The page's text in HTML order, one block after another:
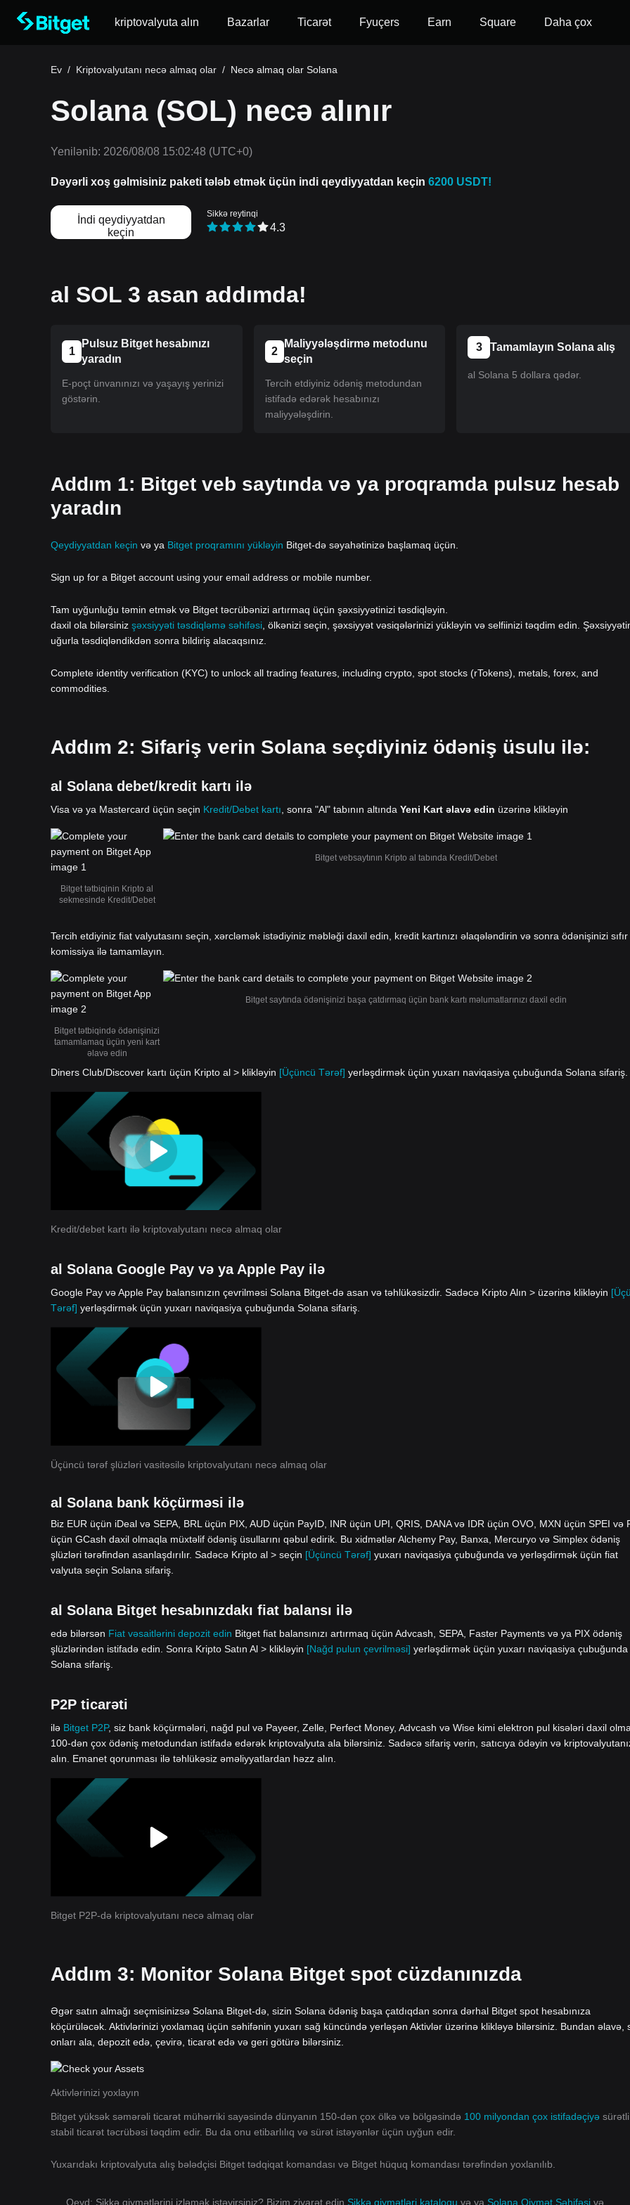
kriptovalyuta alın Bazarlar Ticarət Fyuçers Earn Square Daha çox
Ev / Kriptovalyutanı necə almaq olar / Necə almaq olar Solana
Solana (SOL) necə alınır
Yenilənib: 2026/08/08 15:02:48 (UTC+0)
Dəyərli xoş gəlmisiniz paketi tələb etmək üçün indi qeydiyyatdan keçin 6200 USDT!
İndi qeydiyyatdan
keçin
Sikkə reytinqi
4.3
al SOL 3 asan addımda!
1
Pulsuz Bitget hesabınızı
yaradın
E-poçt ünvanınızı və yaşayış yerinizi
göstərin.
2
Maliyyələşdirmə metodunu
seçin
Tercih etdiyiniz ödəniş metodundan
istifadə edərək hesabınızı
maliyyələşdirin.
3 Tamamlayın Solana alış
al Solana 5 dollara qədər.
Addım 1: Bitget veb saytında və ya proqramda pulsuz hesab
yaradın
Qeydiyyatdan keçin və ya Bitget proqramını yükləyin Bitget-də səyahətinizə başlamaq üçün.
Sign up for a Bitget account using your email address or mobile number.
Tam uyğunluğu təmin etmək və Bitget təcrübənizi artırmaq üçün şəxsiyyətinizi təsdiqləyin.
daxil ola bilərsiniz şəxsiyyəti təsdiqləmə səhifəsi , ölkənizi seçin, şəxsiyyət vəsiqələrinizi yükləyin və selfiinizi təqdim edin.
uğurla təsdiqləndikdən sonra bildiriş alacaqsınız.
Complete identity verification (KYC) to unlock all trading features, including crypto, spot stocks (rTokens), metals, forex, and
commodities.
Addım 2: Sifariş verin Solana seçdiyiniz ödəniş üsulu ilə:
al Solana debet/kredit kartı ilə
Visa və ya Mastercard üçün seçin Kredit/Debet kartı , sonra "Al" tabının altında Yeni Kart əlavə edin üzərinə klikləyin
Bitget tətbiqinin Kripto al
sekmesinde Kredit/Debet
Bitget vebsaytının Kripto al tabında Kredit/Debet
Tercih etdiyiniz fiat valyutasını seçin, xərcləmək istədiyiniz məbləği daxil edin, kredit kartınızı əlaqələndirin və sonra ödənişinizi sıfır
komissiya ilə tamamlayın.
Bitget tətbiqində ödənişinizi
tamamlamaq üçün yeni kart
əlavə edin
Bitget saytında ödənişinizi başa çatdırmaq üçün bank kartı məlumatlarınızı daxil edin
Diners Club/Discover kartı üçün Kripto al > klikləyin [Üçüncü Tərəf] yerləşdirmək üçün yuxarı naviqasiya çubuğunda Solana sifariş.
Kredit/debet kartı ilə kriptovalyutanı necə almaq olar
al Solana Google Pay və ya Apple Pay ilə
Google Pay və Apple Pay balansınızın çevrilməsi Solana Bitget-də asan və təhlükəsizdir. Sadəcə Kripto Alın > üzərinə klikləyin
Tərəf] yerləşdirmək üçün yuxarı naviqasiya çubuğunda Solana sifariş.
Üçüncü tərəf şlüzləri vasitəsilə kriptovalyutanı necə almaq olar
al Solana bank köçürməsi ilə
Biz EUR üçün iDeal və SEPA, BRL üçün PIX, AUD üçün PayID, INR üçün UPI, QRIS, DANA və IDR üçün OVO, MXN üçün SPEI və
üçün GCash daxil olmaqla müxtəlif ödəniş üsullarını qəbul edirik. Bu xidmətlər Alchemy Pay, Banxa, Mercuryo və Simplex ödəniş
şlüzləri tərəfindən asanlaşdırılır. Sadəcə Kripto al > seçin [Üçüncü Tərəf] yuxarı naviqasiya çubuğunda və yerləşdirmək üçün fiat
valyuta seçin Solana sifariş.
al Solana Bitget hesabınızdakı fiat balansı ilə
edə bilərsən Fiat vəsaitlərini depozit edin Bitget fiat balansınızı artırmaq üçün Advcash, SEPA, Faster Payments və ya PIX ödəniş
şlüzlərindən istifadə edin. Sonra Kripto Satın Al > klikləyin [Nağd pulun çevrilməsi] yerləşdirmək üçün yuxarı naviqasiya çubuğunda
Solana sifariş.
P2P ticarəti
ilə Bitget P2P, siz bank köçürmələri, nağd pul və Payeer, Zelle, Perfect Money, Advcash və Wise kimi elektron pul kisələri daxil
100-dən çox ödəniş metodundan istifadə edərək kriptovalyuta ala bilərsiniz. Sadəcə sifariş verin, satıcıya ödəyin və
alın. Emanet qorunması ilə təhlükəsiz əməliyyatlardan həzz alın.
Bitget P2P-də kriptovalyutanı necə almaq olar
Addım 3: Monitor Solana Bitget spot cüzdanınızda
Əgər satın almağı seçmisinizsə Solana Bitget-də, sizin Solana ödəniş başa çatdıqdan sonra dərhal Bitget spot hesabınıza
köçürüləcək. Aktivlərinizi yoxlamaq üçün səhifənin yuxarı sağ küncündə yerləşən Aktivlər üzərinə klikləyə bilərsiniz. Bundan əlavə,
onları ala, depozit edə, çevirə, ticarət edə və geri götürə bilərsiniz.
Aktivlərinizi yoxlayın
Bitget yüksək səmərəli ticarət mühərriki sayəsində dünyanın 150-dən çox ölkə və bölgəsində 100 milyondan çox istifadəçiyə
stabil ticarət təcrübəsi təqdim edir. Bu da onu etibarlılıq və sürət istəyənlər üçün uyğun edir.
Yuxarıdakı kriptovalyuta alış bələdçisi Bitget tədqiqat komandası və Bitget hüquq komandası tərəfindən yoxlanılıb.
Qeyd: Sikkə qiymətlərini izləmək istəyirsiniz? Bizim ziyarət edin Sikkə qiymətləri kataloqu və ya Solana Qiymət Səhifəsi və